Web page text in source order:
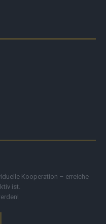
Kooperation – erreiche
ist.